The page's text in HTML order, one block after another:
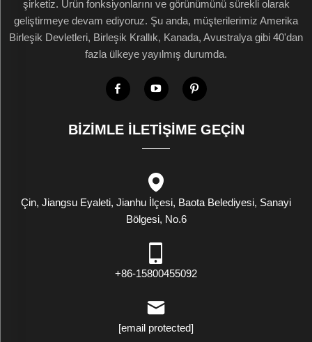
şirketiz. Ürün fonksiyonlarını ve görünümünü sürekli olarak
geliştirmeye devam ediyoruz. Şu anda, müşterilerimiz Amerika
Birleşik Devletleri, Birleşik Krallık, Kanada, Avustralya gibi 40'dan
fazla ülkeye yayılmış durumda.
BIZIMLE İLETIŞIME GEÇIN
Çin, Jiangsu Eyaleti, Jianhu İlçesi, Baota Belediyesi, Sanayi
Bölgesi, No.6
+86-15800455092
[email protected]